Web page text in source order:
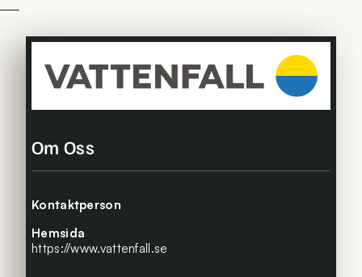
Om Oss
Kontaktperson
Hemsida
https://www.vattenfall.se